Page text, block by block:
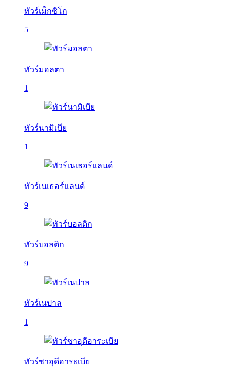
ทัวร์เม็กซิโก
5
ทัวร์มอลตา
1
ทัวร์นามิเบีย
1
ทัวร์เนเธอร์แลนด์
9
ทัวร์บอลติก
9
ทัวร์เนปาล
1
ทัวร์ซาอุดีอาระเบีย